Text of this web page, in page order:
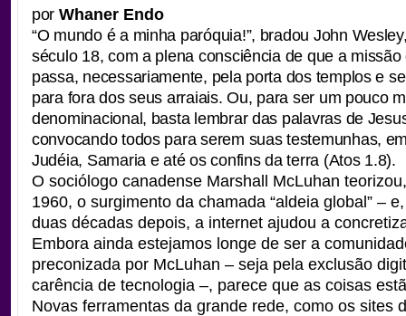
por Whaner Endo
“O mundo é a minha paróquia!”, bradou John
século 18, com a plena consciência de que a missão
passa, necessariamente, pela porta dos templos e
para fora dos seus arraiais. Ou, para ser um pouco
denominacional, basta lembrar das palavras de
convocando todos para serem suas testemunhas,
Judéia, Samaria e até os confins da terra (Atos 1.8).
O sociólogo canadense Marshall McLuhan
1960, o surgimento da chamada “aldeia global” –
duas décadas depois, a internet ajudou a
Embora ainda estejamos longe de ser a
preconizada por McLuhan – seja pela exclusão
carência de tecnologia –, parece que as coisas
Novas ferramentas da grande rede, como os sites